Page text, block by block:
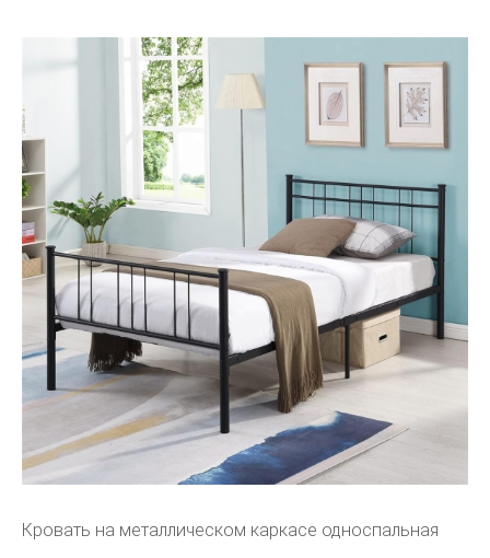
Кровать на металлическом каркасе односпальная